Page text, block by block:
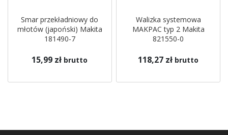
Smar przekładniowy do
młotów (japoński) Makita
181490-7
15,99 zł brutto
Walizka systemowa
MAKPAC typ 2 Makita
821550-0
118,27 zł brutto